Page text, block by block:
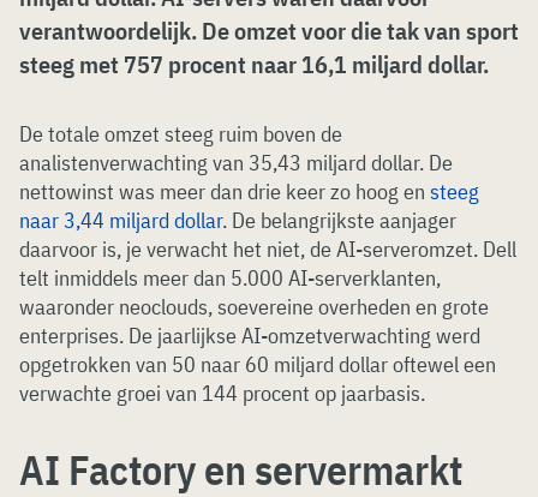
verantwoordelijk. De omzet voor die tak van sport
steeg met 757 procent naar 16,1 miljard dollar.
De totale omzet steeg ruim boven de
analistenverwachting van 35,43 miljard dollar. De
nettowinst was meer dan drie keer zo hoog en steeg
naar 3,44 miljard dollar. De belangrijkste aanjager
daarvoor is, je verwacht het niet, de AI-serveromzet. Dell
telt inmiddels meer dan 5.000 AI-serverklanten,
waaronder neoclouds, soevereine overheden en grote
enterprises. De jaarlijkse AI-omzetverwachting werd
opgetrokken van 50 naar 60 miljard dollar oftewel een
verwachte groei van 144 procent op jaarbasis.
AI Factory en servermarkt